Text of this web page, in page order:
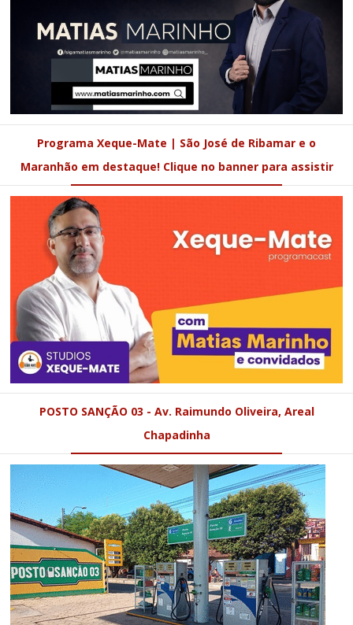
Programa Xeque-Mate | São José de Ribamar e o
Maranhão em destaque! Clique no banner para assistir
POSTO SANÇÃO 03 - Av. Raimundo Oliveira, Areal
Chapadinha